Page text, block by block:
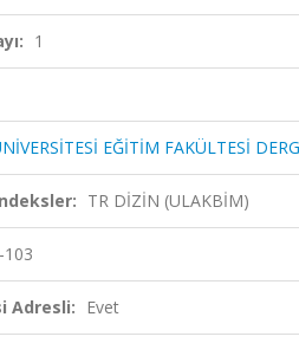
1
EĞİTİM FAKÜLTESİ
TR DİZİN (ULAKBİM)
103
Adresli: Evet